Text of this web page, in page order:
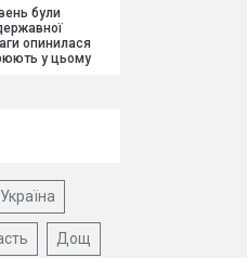
були
опинилася
у цьому
Україна
Дощ